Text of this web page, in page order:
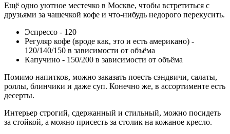
Ещё одно уютное местечко в Москве, чтобы встретиться с
друзьями за чашечкой кофе и что-нибудь недорого перекусить.
Эспрессо - 120
Регуляр кофе (вроде как, это и есть американо) -
120/140/150 в зависимости от объёма
Капучино - 150/200 в зависимости от объёма
Помимо напитков, можно заказать поесть сэндвичи, салаты,
роллы, блинчики и даже суп. Конечно же, в ассортименте есть
десерты.
Интерьер строгий, сдержанный и стильный, можно посидеть
за стойкой, а можно присесть за столик на кожаное кресло.